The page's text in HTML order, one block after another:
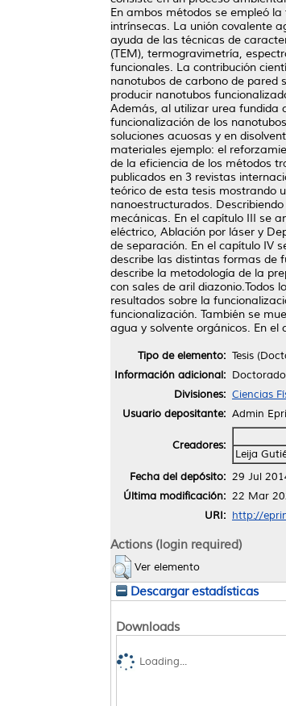
En ambos métodos se empleó
intrínsecas. La unión covalente
ayuda de las técnicas de
(TEM), termogravimetría,
funcionales. La contribución
nanotubos de carbono de pared
producir nanotubos
Además, al utilizar urea fundida
funcionalización de los
soluciones acuosas y en
materiales ejemplo: el
de la eficiencia de los métodos
publicados en 3 revistas
teórico de esta tesis mostrando
nanoestructurados.
mecánicas. En el capítulo III se
eléctrico, Ablación por láser y
de separación. En el capítulo IV
describe las distintas formas de
describe la metodología de la
con sales de aril diazonio.Todos
resultados sobre la
funcionalización. También se
agua y solvente orgánicos. En
Tipo de elemento: Tesis
Información adicional:
Divisiones: Ciencias
Usuario depositante: Admin
Creadores:
Leija
Fecha del depósito: 29 Jul
Última modificación: 22 Mar
URI: http://
Actions (login required)
Ver elemento
Descargar estadísticas
Downloads
Loading...